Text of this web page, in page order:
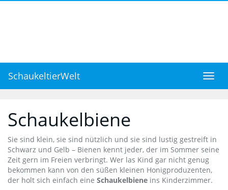
Skip
SchaukeltierWelt
Schaukelbiene
Sie sind klein, sie sind nützlich und sie sind lustig gestreift in
Schwarz und Gelb – Bienen kennt jeder, der im Sommer seine
Zeit gern im Freien verbringt. Wer las Kind gar nicht genug
bekommen kann von den süßen kleinen Honigproduzenten,
der holt sich einfach eine Schaukelbiene ins Kinderzimmer.